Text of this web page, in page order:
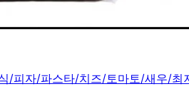
/피자/파스타/치즈/토마토/새우/최